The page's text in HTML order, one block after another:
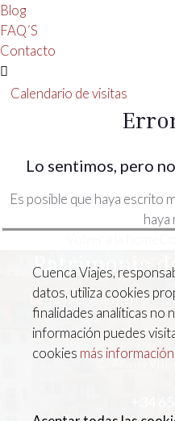
Blog
FAQ´S
Contacto
Calendario de visitas
Lo sentimos, pero
Es posible que haya escrito
haya
Patrimonio
Le surmergimos en la
Cuenca Viajes,
datos, utiliza cookies
finalidades analíticas no
información puedes
cookies más información